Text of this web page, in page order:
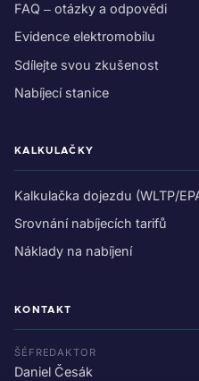
FAQ – otázky a odpovědi
Evidence elektromobilu
Sdílejte svou zkušenost
Nabíjecí stanice
KALKULAČKY
Kalkulačka dojezdu (WLTP/
Srovnání nabíjecích tarifů
Náklady na nabíjení
KONTAKT
ŠÉFREDAKTOR
Daniel Česák